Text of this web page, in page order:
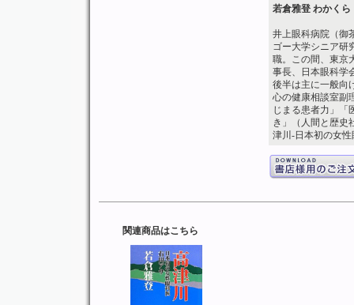
若倉雅登 わかくら
井上眼科病院（御
ゴー大学シニア研
職。この間、東京
事長、日本眼科学
後半は主に一般向
心の健康相談室副
じまる患者力」「
き」（人間と歴史
津川‐日本初の女
関連商品はこちら